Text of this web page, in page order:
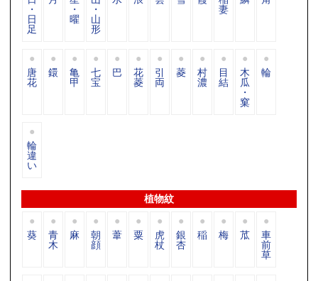
・
日
足
・
曜
・
山
形
妻
唐
花
鐶 亀
甲
七
宝
巴 花
菱
引
両
菱 村
濃
目
結
木
瓜
・
窠
輪
輪
違
い
植物紋
葵 青
木
麻 朝
顔
葦 粟 虎
杖
銀
杏
稲 梅 苽 車
前
草